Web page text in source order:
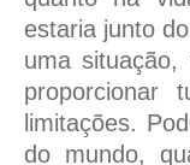
estaria junto
uma
proporcionar
limitações.
do mundo,